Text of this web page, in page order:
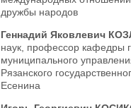
дружбы народов
Геннадий Яковлевич
наук, профессор кафедры
муниципального
Рязанского
Есенина